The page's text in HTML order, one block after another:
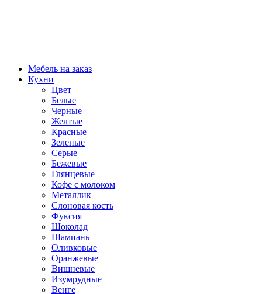
Мебель на заказ
Кухни
Цвет
Белые
Черные
Желтые
Красные
Зеленые
Серые
Бежевые
Глянцевые
Кофе с молоком
Металлик
Слоновая кость
Фуксия
Шоколад
Шампань
Оливковые
Оранжевые
Вишневые
Изумрудные
Венге